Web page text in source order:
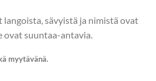
sävyistä ja nimistä ovat
ovat suuntaa-antavia.
myytävänä.